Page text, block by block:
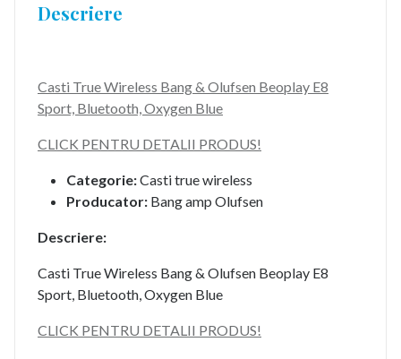
Descriere
Casti True Wireless Bang & Olufsen Beoplay E8
Sport, Bluetooth, Oxygen Blue
CLICK PENTRU DETALII PRODUS!
Categorie:Casti true wireless
Producator: Bang amp Olufsen
Descriere:
Casti True Wireless Bang & Olufsen Beoplay E8
Sport, Bluetooth, Oxygen Blue
CLICK PENTRU DETALII PRODUS!